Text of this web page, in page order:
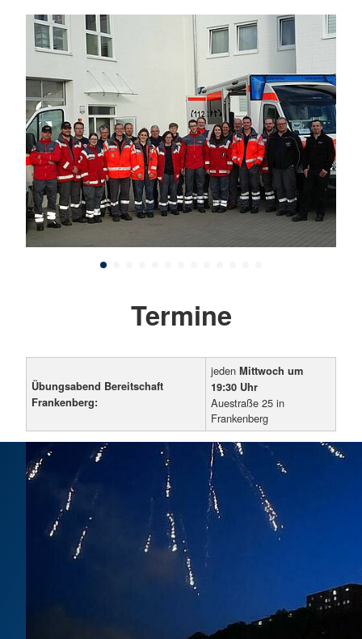
Termine
Übungsabend Bereitschaft
Frankenberg:
jedenMittwoch um
19:30 Uhr
Auestraße 25 in
Frankenberg